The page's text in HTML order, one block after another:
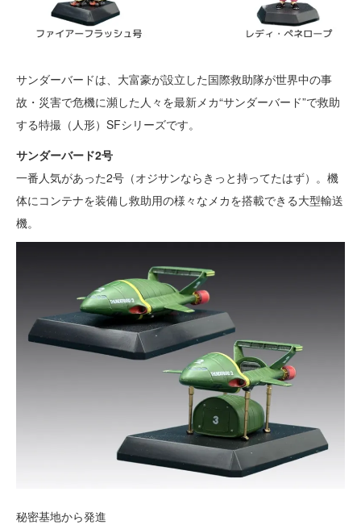
サンダーバードは、大富豪が設立した国際救助隊が世界中の事
故・災害で危機に瀕した人々を最新メカ“サンダーバード”で救助
する特撮（人形）SFシリーズです。
サンダーバード2号
一番人気があった2号（オジサンならきっと持ってたはず）。機
体にコンテナを装備し救助用の様々なメカを搭載できる大型輸送
機。
秘密基地から発進